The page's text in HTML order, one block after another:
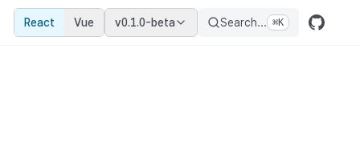
React Vue v0.1.0-beta Search... ⌘K